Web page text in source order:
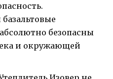
безопасны
и окружающей